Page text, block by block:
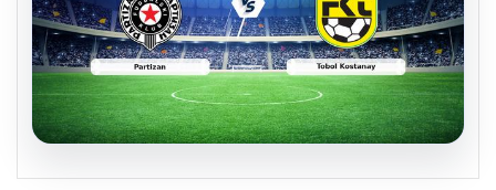
06.08.2026